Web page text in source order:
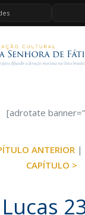
[adrotate
ANTERIOR |
CAPÍTULO >